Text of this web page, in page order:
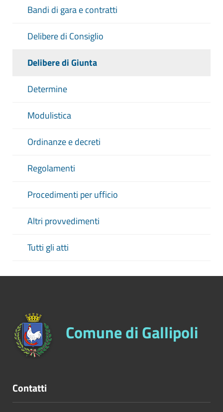
Bandi di gara e contratti
Delibere di Consiglio
Delibere di Giunta
Determine
Modulistica
Ordinanze e decreti
Regolamenti
Procedimenti per ufficio
Altri provvedimenti
Tutti gli atti
Comune di Gallipoli
Contatti